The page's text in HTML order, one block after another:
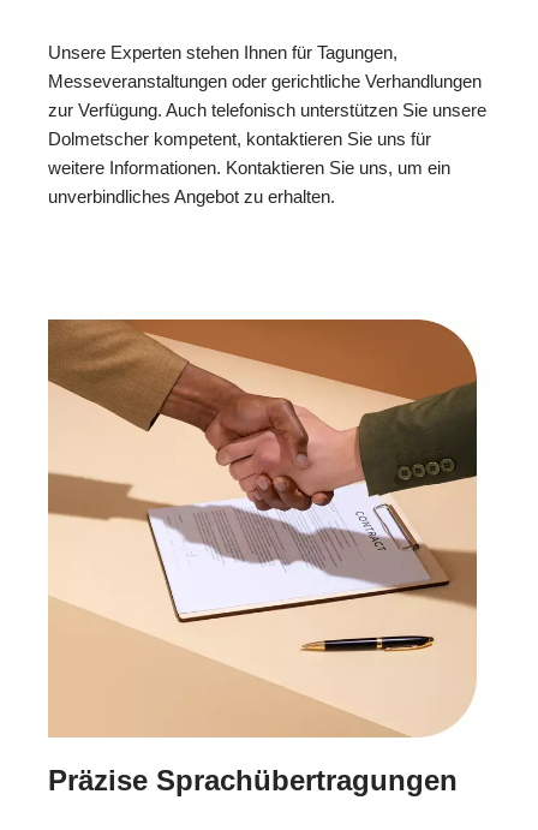
Unsere Experten stehen Ihnen für Tagungen,
Messeveranstaltungen oder gerichtliche Verhandlungen
zur Verfügung. Auch telefonisch unterstützen Sie unsere
Dolmetscher kompetent, kontaktieren Sie uns für
weitere Informationen. Kontaktieren Sie uns, um ein
unverbindliches Angebot zu erhalten.
Präzise Sprachübertragungen